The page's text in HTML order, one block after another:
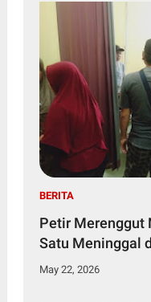
BERITA
Petir Merenggut
Satu Meninggal
May 22, 2026